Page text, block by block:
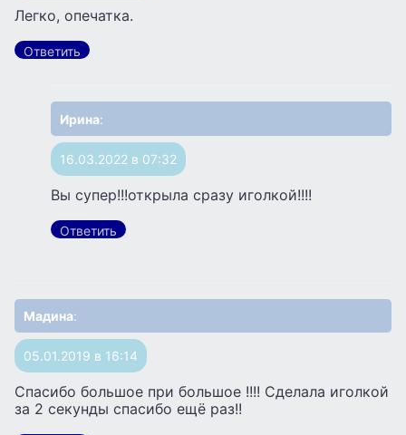
Легко, опечатка.
Ответить
Ирина:
16.03.2022 в 07:32
Вы супер!!!открыла сразу иголкой!!!!
Ответить
Мадина:
05.01.2019 в 16:14
Спасибо большое при большое !!!! Сделала иголкой
за 2 секунды спасибо ещё раз!!